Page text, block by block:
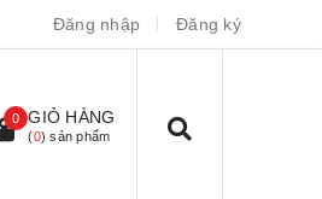
Đăng nhập Đăng ký
0 GIỎ HÀNG
(0) sản phẩm